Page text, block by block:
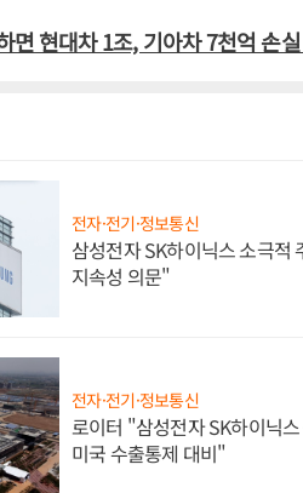
현대차 1조, 기아차 7천억 손
전자·전기·정보통신
삼성전자 SK하이닉스 소극적
지속성 의문"
전자·전기·정보통신
로이터 "삼성전자 SK하이닉
미국 수출통제 대비"